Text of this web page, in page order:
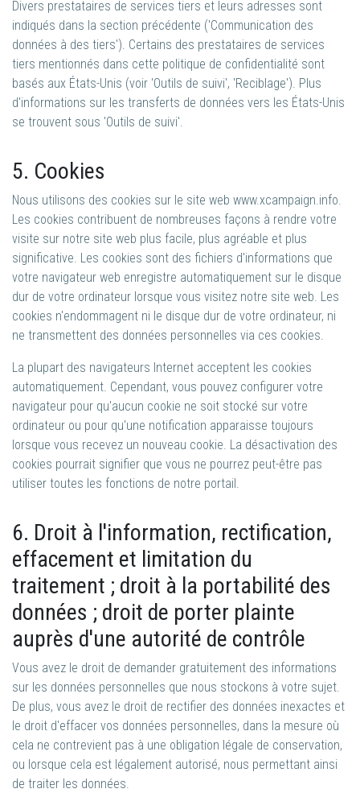
Divers prestataires de services tiers et leurs adresses sont
indiqués dans la section précédente ('Communication des
données à des tiers'). Certains des prestataires de services
tiers mentionnés dans cette politique de confidentialité sont
basés aux États-Unis (voir 'Outils de suivi', 'Reciblage'). Plus
d'informations sur les transferts de données vers les États-Unis
se trouvent sous 'Outils de suivi'.
5. Cookies
Nous utilisons des cookies sur le site web www.xcampaign.info.
Les cookies contribuent de nombreuses façons à rendre votre
visite sur notre site web plus facile, plus agréable et plus
significative. Les cookies sont des fichiers d'informations que
votre navigateur web enregistre automatiquement sur le disque
dur de votre ordinateur lorsque vous visitez notre site web. Les
cookies n'endommagent ni le disque dur de votre ordinateur, ni
ne transmettent des données personnelles via ces cookies.
La plupart des navigateurs Internet acceptent les cookies
automatiquement. Cependant, vous pouvez configurer votre
navigateur pour qu'aucun cookie ne soit stocké sur votre
ordinateur ou pour qu'une notification apparaisse toujours
lorsque vous recevez un nouveau cookie. La désactivation des
cookies pourrait signifier que vous ne pourrez peut-être pas
utiliser toutes les fonctions de notre portail.
6. Droit à l'information, rectification,
effacement et limitation du
traitement ; droit à la portabilité des
données ; droit de porter plainte
auprès d'une autorité de contrôle
Vous avez le droit de demander gratuitement des informations
sur les données personnelles que nous stockons à votre sujet.
De plus, vous avez le droit de rectifier des données inexactes et
le droit d'effacer vos données personnelles, dans la mesure où
cela ne contrevient pas à une obligation légale de conservation,
ou lorsque cela est légalement autorisé, nous permettant ainsi
de traiter les données.